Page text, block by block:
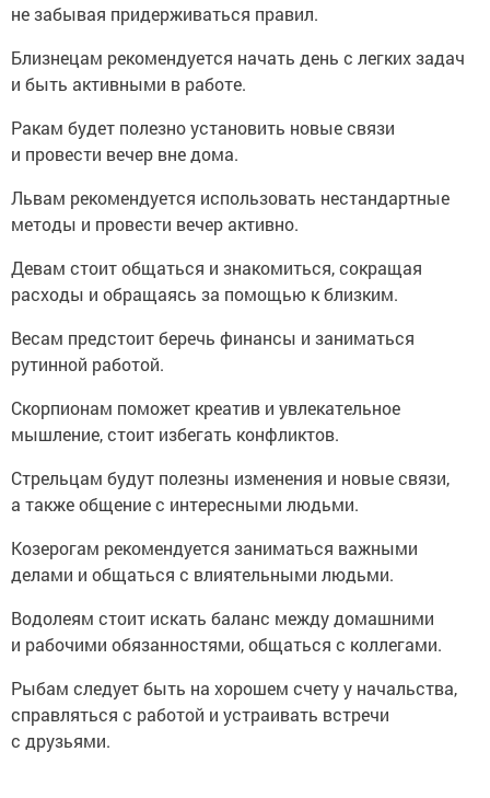
не забывая придерживаться правил.
Близнецам рекомендуется начать день с легких задач
и быть активными в работе.
Ракам будет полезно установить новые связи
и провести вечер вне дома.
Львам рекомендуется использовать нестандартные
методы и провести вечер активно.
Девам стоит общаться и знакомиться, сокращая
расходы и обращаясь за помощью к близким.
Весам предстоит беречь финансы и заниматься
рутинной работой.
Скорпионам поможет креатив и увлекательное
мышление, стоит избегать конфликтов.
Стрельцам будут полезны изменения и новые связи,
а также общение с интересными людьми.
Козерогам рекомендуется заниматься важными
делами и общаться с влиятельными людьми.
Водолеям стоит искать баланс между домашними
и рабочими обязанностями, общаться с коллегами.
Рыбам следует быть на хорошем счету у начальства,
справляться с работой и устраивать встречи
с друзьями.